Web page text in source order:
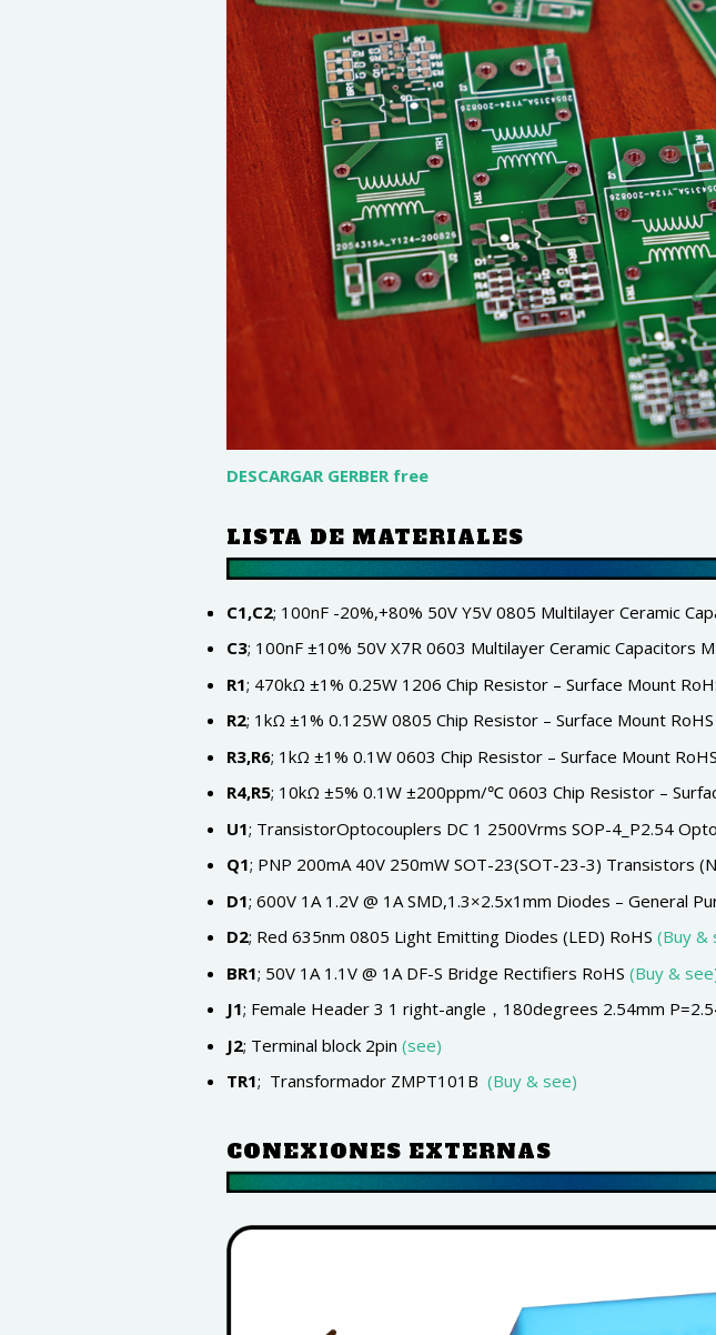
DESCARGAR GERBER free
LISTA DE MATERIALES
C1,C2; 100nF -20%,+80% 50V Y5V 0805 Multilayer Ceramic
C3; 100nF ±10% 50V X7R 0603 Multilayer Ceramic Capacitors
R1; 470kΩ ±1% 0.25W 1206 Chip Resistor – Surface Mount
R2; 1kΩ ±1% 0.125W 0805 Chip Resistor – Surface Mount RoHS
R3,R6; 1kΩ ±1% 0.1W 0603 Chip Resistor – Surface Mount RoHS
R4,R5; 10kΩ ±5% 0.1W ±200ppm/℃ 0603 Chip Resistor –
U1; TransistorOptocouplers DC 1 2500Vrms SOP-4_P2.54
Q1; PNP 200mA 40V 250mW SOT-23(SOT-23-3) Transistors
D1; 600V 1A 1.2V @ 1A SMD,1.3×2.5x1mm Diodes – General
D2; Red 635nm 0805 Light Emitting Diodes (LED) RoHS (Buy &
BR1; 50V 1A 1.1V @ 1A DF-S Bridge Rectifiers RoHS (Buy &
J1; Female Header 3 1 right-angle，180degrees 2.54mm
J2; Terminal block 2pin (see)
TR1; Transformador ZMPT101B (Buy & see)
CONEXIONES EXTERNAS